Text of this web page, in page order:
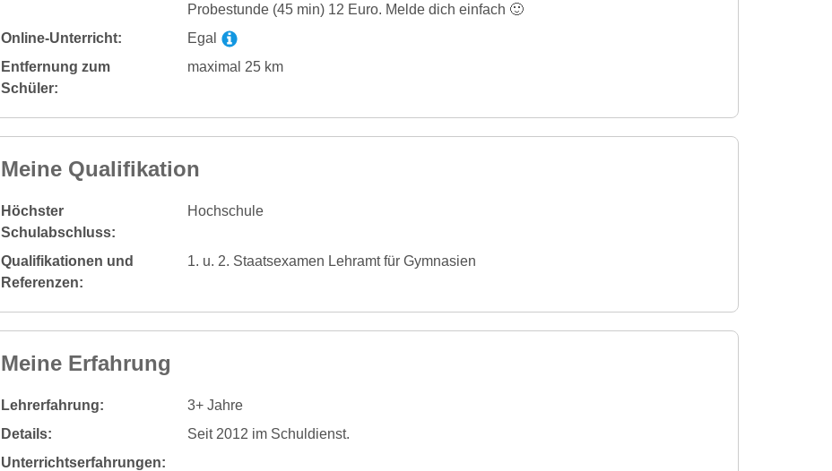
Probestunde (45 min) 12 Euro. Melde dich einfach 🙂
Online-Unterricht:
Egal
Entfernung zum
Schüler:
maximal 25 km
Meine Qualifikation
Höchster
Schulabschluss:
Hochschule
Qualifikationen und
Referenzen:
1. u. 2. Staatsexamen Lehramt für Gymnasien
Meine Erfahrung
Lehrerfahrung:
3+ Jahre
Details:
Seit 2012 im Schuldienst.
Unterrichtserfahrungen: